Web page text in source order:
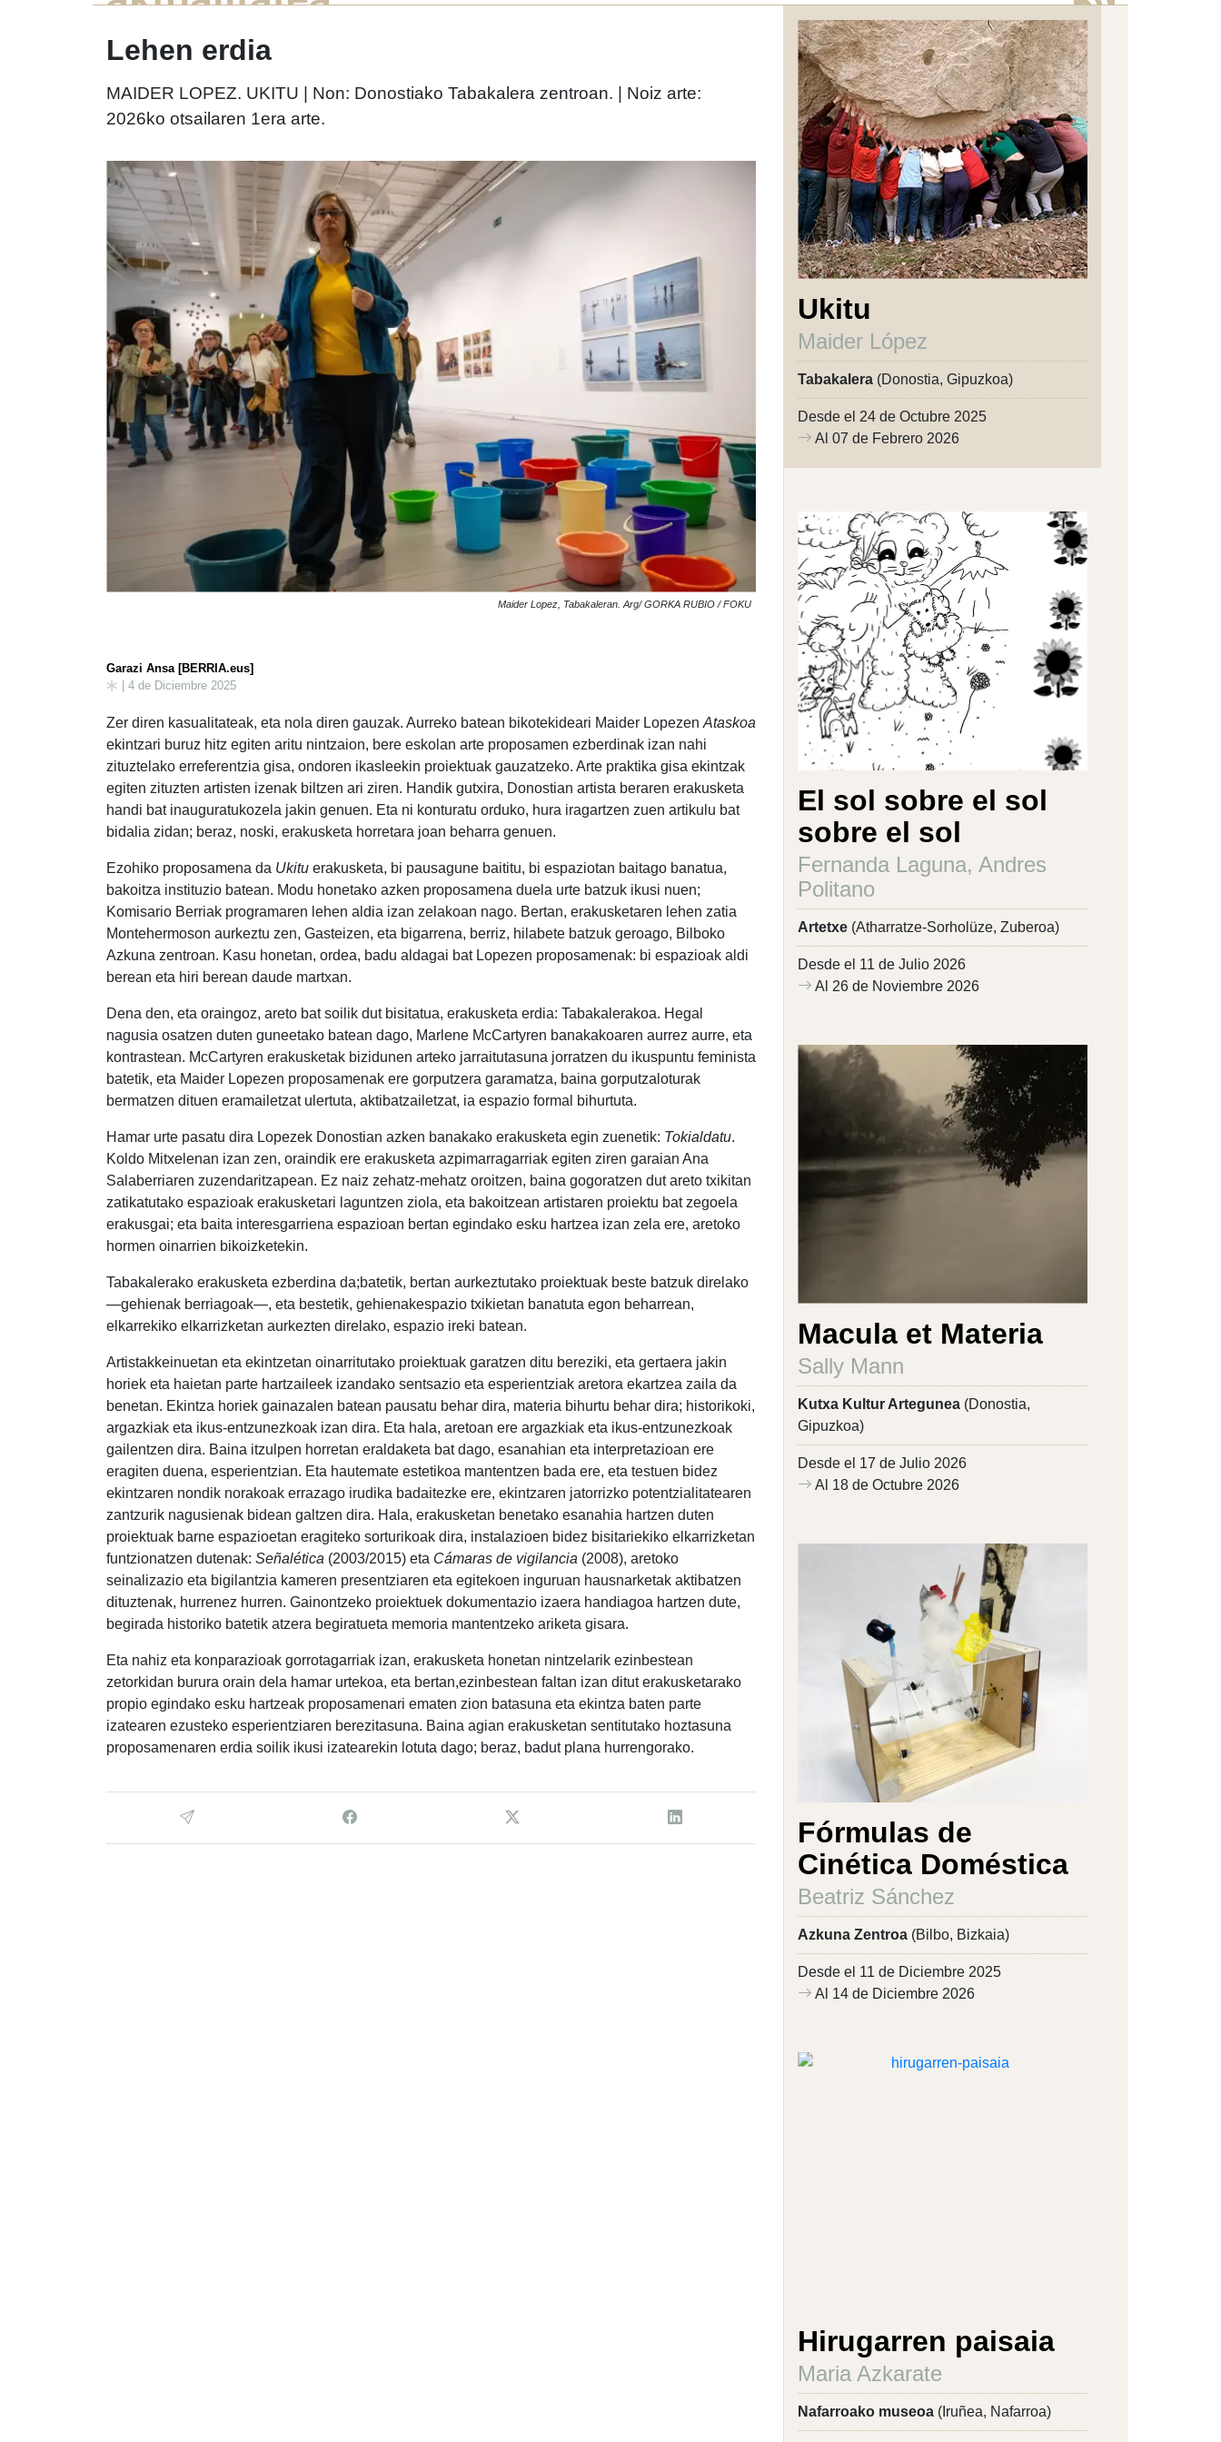
Lehen erdia
MAIDER LOPEZ. UKITU | Non: Donostiako Tabakalera zentroan. | Noiz arte:
2026ko otsailaren 1era arte.
Maider Lopez, Tabakaleran. Arg/ GORKA RUBIO / FOKU
Garazi Ansa [BERRIA.eus]
| 4 de Diciembre 2025
Zer diren kasualitateak, eta nola diren gauzak. Aurreko batean bikotekideari Maider Lopezen Ataskoa
ekintzari buruz hitz egiten aritu nintzaion, bere eskolan arte proposamen ezberdinak izan nahi
zituztelako erreferentzia gisa, ondoren ikasleekin proiektuak gauzatzeko. Arte praktika gisa ekintzak
egiten zituzten artisten izenak biltzen ari ziren. Handik gutxira, Donostian artista beraren erakusketa
handi bat inauguratukozela jakin genuen. Eta ni konturatu orduko, hura iragartzen zuen artikulu bat
bidalia zidan; beraz, noski, erakusketa horretara joan beharra genuen.
Ezohiko proposamena da Ukitu erakusketa, bi pausagune baititu, bi espaziotan baitago banatua,
bakoitza instituzio batean. Modu honetako azken proposamena duela urte batzuk ikusi nuen;
Komisario Berriak programaren lehen aldia izan zelakoan nago. Bertan, erakusketaren lehen zatia
Montehermoson aurkeztu zen, Gasteizen, eta bigarrena, berriz, hilabete batzuk geroago, Bilboko
Azkuna zentroan. Kasu honetan, ordea, badu aldagai bat Lopezen proposamenak: bi espazioak aldi
berean eta hiri berean daude martxan.
Dena den, eta oraingoz, areto bat soilik dut bisitatua, erakusketa erdia: Tabakalerakoa. Hegal
nagusia osatzen duten guneetako batean dago, Marlene McCartyren banakakoaren aurrez aurre, eta
kontrastean. McCartyren erakusketak bizidunen arteko jarraitutasuna jorratzen du ikuspuntu feminista
batetik, eta Maider Lopezen proposamenak ere gorputzera garamatza, baina gorputzaloturak
bermatzen dituen eramailetzat ulertuta, aktibatzailetzat, ia espazio formal bihurtuta.
Hamar urte pasatu dira Lopezek Donostian azken banakako erakusketa egin zuenetik: Tokialdatu.
Koldo Mitxelenan izan zen, oraindik ere erakusketa azpimarragarriak egiten ziren garaian Ana
Salaberriaren zuzendaritzapean. Ez naiz zehatz-mehatz oroitzen, baina gogoratzen dut areto txikitan
zatikatutako espazioak erakusketari laguntzen ziola, eta bakoitzean artistaren proiektu bat zegoela
erakusgai; eta baita interesgarriena espazioan bertan egindako esku hartzea izan zela ere, aretoko
hormen oinarrien bikoizketekin.
Tabakalerako erakusketa ezberdina da;batetik, bertan aurkeztutako proiektuak beste batzuk direlako
—gehienak berriagoak—, eta bestetik, gehienakespazio txikietan banatuta egon beharrean,
elkarrekiko elkarrizketan aurkezten direlako, espazio ireki batean.
Artistakkeinuetan eta ekintzetan oinarritutako proiektuak garatzen ditu bereziki, eta gertaera jakin
horiek eta haietan parte hartzaileek izandako sentsazio eta esperientziak aretora ekartzea zaila da
benetan. Ekintza horiek gainazalen batean pausatu behar dira, materia bihurtu behar dira; historikoki,
argazkiak eta ikus-entzunezkoak izan dira. Eta hala, aretoan ere argazkiak eta ikus-entzunezkoak
gailentzen dira. Baina itzulpen horretan eraldaketa bat dago, esanahian eta interpretazioan ere
eragiten duena, esperientzian. Eta hautemate estetikoa mantentzen bada ere, eta testuen bidez
ekintzaren nondik norakoak errazago irudika badaitezke ere, ekintzaren jatorrizko potentzialitatearen
zantzurik nagusienak bidean galtzen dira. Hala, erakusketan benetako esanahia hartzen duten
proiektuak barne espazioetan eragiteko sorturikoak dira, instalazioen bidez bisitariekiko elkarrizketan
funtzionatzen dutenak: Señalética (2003/2015) eta Cámaras de vigilancia (2008), aretoko
seinalizazio eta bigilantzia kameren presentziaren eta egitekoen inguruan hausnarketak aktibatzen
dituztenak, hurrenez hurren. Gainontzeko proiektuek dokumentazio izaera handiagoa hartzen dute,
begirada historiko batetik atzera begiratueta memoria mantentzeko ariketa gisara.
Eta nahiz eta konparazioak gorrotagarriak izan, erakusketa honetan nintzelarik ezinbestean
zetorkidan burura orain dela hamar urtekoa, eta bertan,ezinbestean faltan izan ditut erakusketarako
propio egindako esku hartzeak proposamenari ematen zion batasuna eta ekintza baten parte
izatearen ezusteko esperientziaren berezitasuna. Baina agian erakusketan sentitutako hoztasuna
proposamenaren erdia soilik ikusi izatearekin lotuta dago; beraz, badut plana hurrengorako.
Ukitu
Maider López
Tabakalera (Donostia, Gipuzkoa)
Desde el 24 de Octubre 2025
Al 07 de Febrero 2026
El sol sobre el sol
sobre el sol
Fernanda Laguna, Andres
Politano
Artetxe (Atharratze-Sorholüze, Zuberoa)
Desde el 11 de Julio 2026
Al 26 de Noviembre 2026
Macula et Materia
Sally Mann
Kutxa Kultur Artegunea (Donostia,
Gipuzkoa)
Desde el 17 de Julio 2026
Al 18 de Octubre 2026
Fórmulas de
Cinética Doméstica
Beatriz Sánchez
Azkuna Zentroa (Bilbo, Bizkaia)
Desde el 11 de Diciembre 2025
Al 14 de Diciembre 2026
Hirugarren paisaia
Maria Azkarate
Nafarroako museoa (Iruñea, Nafarroa)